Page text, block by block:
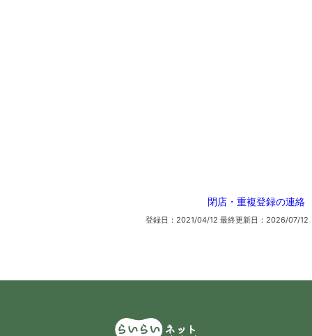
閉店・重複登録の連絡
登録日：2021/04/12 最終更新日：2026/07/12